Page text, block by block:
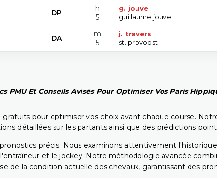
DP
h
5
g. jouve
guillaume jouve
DA
m
5
j. travers
st. provoost
PMU Et Conseils Avisés Pour Optimiser Vos Paris
pour optimiser vos choix avant chaque course.
détaillées sur les partants ainsi que des prédictions
précis. Nous examinons attentivement
et le jockey. Notre méthodologie avancée
de la condition actuelle des chevaux, garantissant des